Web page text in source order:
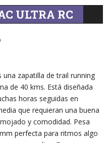
ULTRA RC
una zapatilla de trail running
de 40 kms. Está diseñada
horas seguidas en
que requieran una buena
y comodidad. Pesa
perfecta para ritmos algo